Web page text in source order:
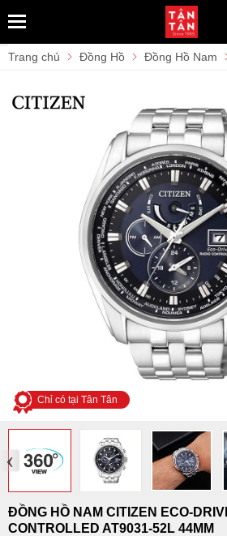
Trang chủ Đồng Hồ Đồng Hồ Nam
Chỉ có tại Tân Tân
‹
ĐỒNG HỒ NAM CITIZEN ECO-
CONTROLLED AT9031-52L 44MM